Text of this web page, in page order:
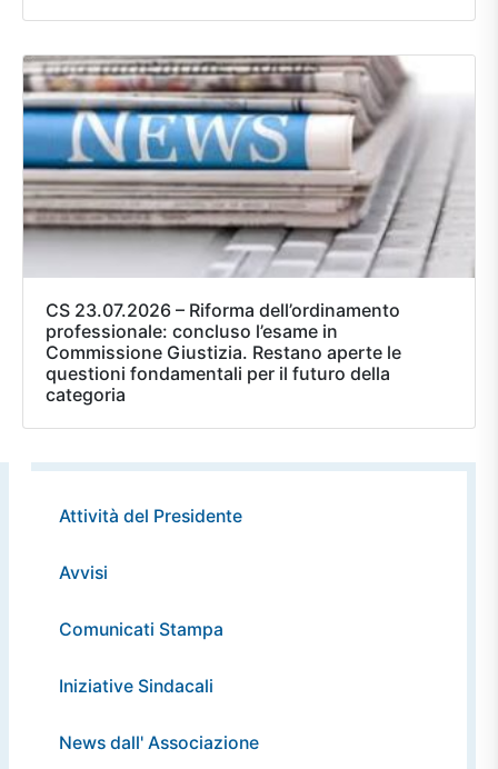
CS 23.07.2026 – Riforma dell’ordinamento
professionale: concluso l’esame in
Commissione Giustizia. Restano aperte le
questioni fondamentali per il futuro della
categoria
Attività del Presidente
Avvisi
Comunicati Stampa
Iniziative Sindacali
News dall' Associazione